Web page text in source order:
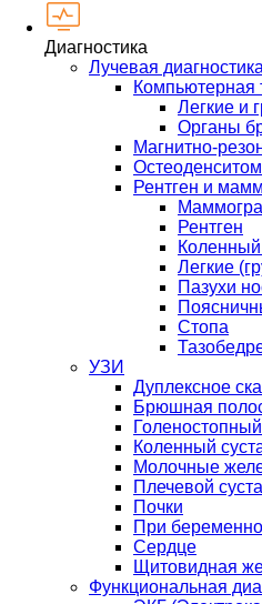
Диагностика
Лучевая диагностика
Компьютерная
Легкие и
Органы
Магнитно-
Рентген и
Рентген
Коленный
Легкие
Пазухи
Стопа
УЗИ
Дуплексное
Брюшная
Коленный
Молочные
Плечевой
Почки
При
Сердце
Щитовидная
Функциональная